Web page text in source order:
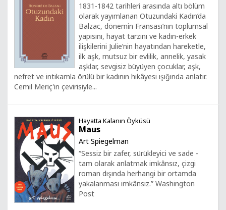
1831-1842 tarihleri arasında altı bölüm
olarak yayımlanan Otuzundaki Kadın’da
Balzac, dönemin Fransası’nın toplumsal
yapısını, hayat tarzını ve kadın-erkek
ilişkilerini Julie’nin hayatından hareketle,
ilk aşk, mutsuz bir evlilik, annelik, yasak
aşklar, sevgisiz büyüyen çocuklar, aşk,
nefret ve intikamla örülü bir kadının hikâyesi ışığında anlatır.
Cemil Meriç'in çevirisiyle...
Hayatta Kalanın Öyküsü
Maus
Art Spiegelman
“Sessiz bir zafer, sürükleyici ve sade -
tam olarak anlatmak imkânsız, çizgi
roman dışında herhangi bir ortamda
yakalanması imkânsız.” Washington
Post